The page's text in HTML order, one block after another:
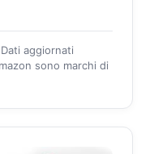
aggiornati
sono marchi di